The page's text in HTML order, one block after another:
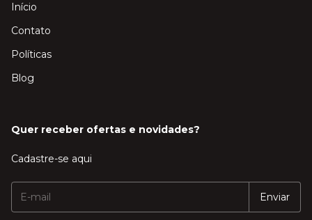
Início
Contato
Políticas
Blog
Quer receber ofertas e novidades?
Cadastre-se aqui